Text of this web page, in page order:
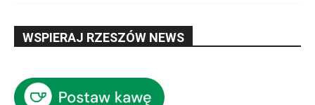
WSPIERAJ RZESZÓW NEWS